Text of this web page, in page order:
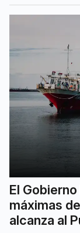
El
máximas
alcanza al